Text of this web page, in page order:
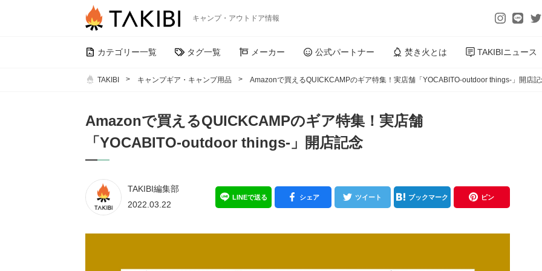
キャンプ・アウトドア情報
カテゴリー一覧 タグ一覧 メーカー 公式パートナー 焚き火とは TAKIBIニュース
TAKIBI キャンプギア・キャンプ用品 Amazonで買えるQUICKCAMPのギア特集！実店舗「YOCABITO-outdoor things-」開店
Amazonで買えるQUICKCAMPのギア特集！実店舗
「YOCABITO-outdoor things-」開店記念
TAKIBI編集部
2022.03.22
LINEで送る シェア ツイート ブックマーク ピン